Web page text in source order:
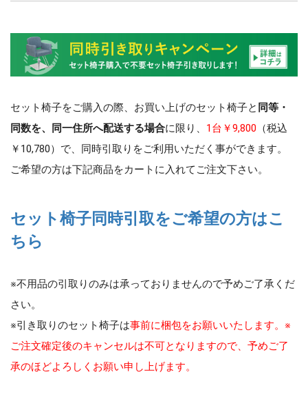
セット椅子をご購入の際、お買い上げのセット椅子と 同等・
同数を、同一住所へ配送する場合に限り、 1台￥9,800 （税込
￥10,780）で、同時引取りをご利用いただく事ができます。
ご希望の方は下記商品をカートに入れてご注文下さい。
セット椅子同時引取をご希望の方はこ
ちら
※不用品の引取りのみは承っておりませんので予めご了承くだ
さい。
※引き取りのセット椅子は事前に梱包をお願いいたします。 ※
ご注文確定後のキャンセルは不可となりますので、予めご了
承のほどよろしくお願い申し上げます。